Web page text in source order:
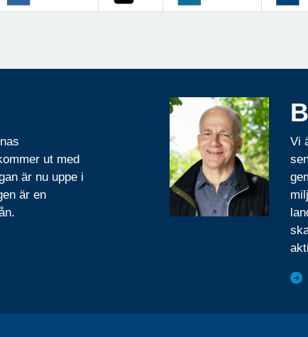
ut med
är nu uppe i
är en
Vi